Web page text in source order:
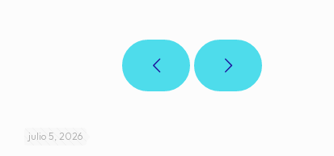
julio 5, 2026